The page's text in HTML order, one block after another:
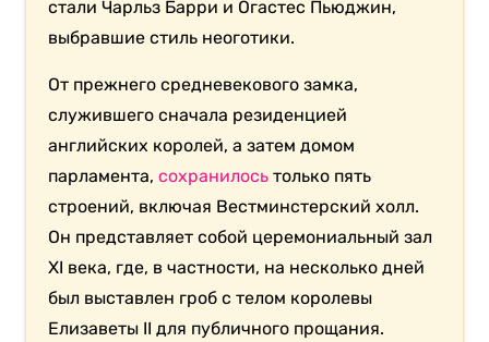
стали Чарльз Барри и Огастес Пьюджин,
выбравшие стиль неоготики.
От прежнего средневекового замка,
служившего сначала резиденцией
английских королей, а затем домом
парламента,сохранилось только пять
строений, включая Вестминстерский холл.
Он представляет собой церемониальный зал
XI века, где, в частности, на несколько дней
был выставлен гроб с телом королевы
Елизаветы II для публичного прощания.